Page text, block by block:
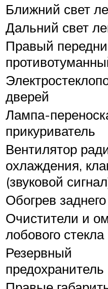
Ближний свет
Дальний свет
Правый
дверей
Лампа-
прикуриватель
Вентилятор
охлаждения,
(звуковой
Обогрев
Очистители и
лобового стекла
Резервный
предохранитель